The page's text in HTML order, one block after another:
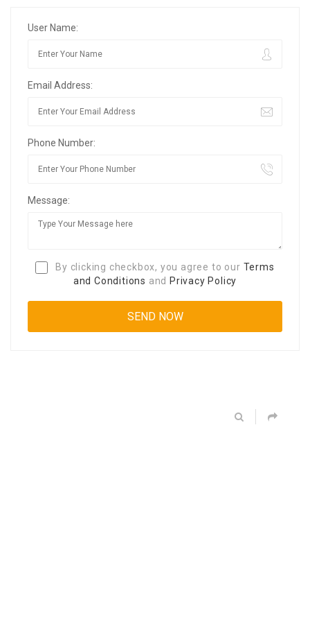
User Name:
Email Address:
Phone Number:
Message:
By clicking checkbox, you agree to our Terms
and Conditions and Privacy Policy